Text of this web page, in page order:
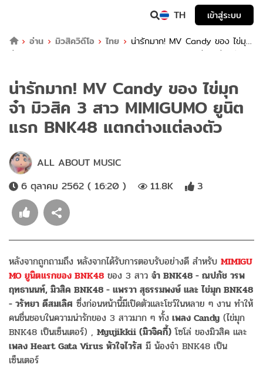
TH
เข้าสู่ระบบ
อ่าน
มิวสิควิดีโอ ไทย
น่ารักมาก! MV Candy ของ ไข่มุก
จ๋า มิวสิค 3 สาว MIMIGUMO ยูนิตแรก BNK48 แตกต่างแต่ลงตัว
น่ารักมาก! MV Candy ของ ไข่มุก
จ๋า มิวสิค 3 สาว MIMIGUMO ยูนิต
แรก BNK48 แตกต่างแต่ลงตัว
ALL ABOUT MUSIC
6 ตุลาคม 2562 ( 16:20 )
11.8K 3
หลังจากถูกถามถึง หลังจากได้รับการตอบรับอย่างดี สำหรับ MIMIGU
MO ยูนิตแรกของ BNK48 ของ 3 สาว จ๋า BNK48 - ณปภัช วรพ
ฤทธานนท์, มิวสิค BNK48 - แพรวา สุธรรมพงษ์ และ ไข่มุก BNK48
- วรัทยา ดีสมเลิศ ซึ่งก่อนหน้านี้มีเปิดตัวและโชว์ในหลาย ๆ งาน ทำให้
คนชื่นชอบในความน่ารักของ 3 สาวมาก ๆ ทั้ง เพลง Candy (ไข่มุก
BNK48 เป็นเซ็นเตอร์) , Myujikkii (มิวจิคกี้) โซโล่ ของมิวสิค และ
เพลง Heart Gata Virus หัวใจไวรัส มี น้องจ๋า BNK48 เป็น
เซ็นเตอร์